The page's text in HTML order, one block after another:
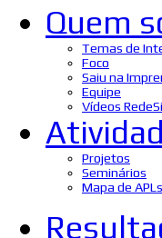
Quem
Temas de
Foco
Saiu na
Equipe
Vídeos
Projetos
Seminários
Mapa de APLs